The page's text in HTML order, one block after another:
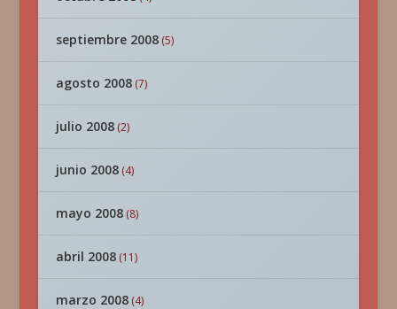
septiembre 2008(5)
agosto 2008(7)
julio 2008(2)
junio 2008(4)
mayo 2008(8)
abril 2008(11)
marzo 2008(4)